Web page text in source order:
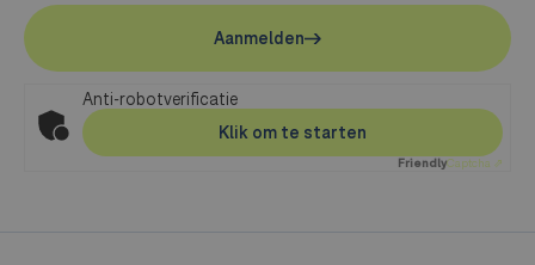
Anti-robotverificatie
Klik om te starten
FriendlyCaptcha ⇗
Aanmelden